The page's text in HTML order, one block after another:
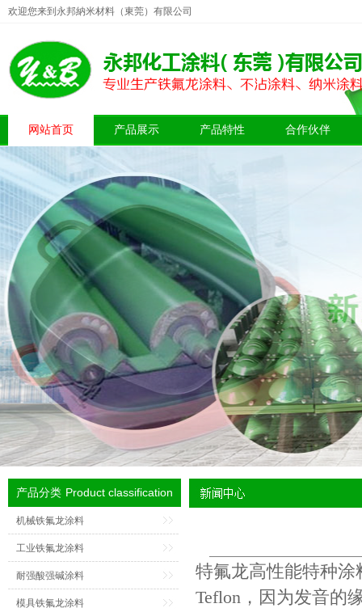
欢迎您来到永邦納米材料（東莞）有限公司
网站首页 产品展示 产品特性 合作伙伴
产品分类 Product classification
机械铁氟龙涂料
工业铁氟龙涂料
耐强酸强碱涂料
模具铁氟龙涂料
特氟龙高性能特种
Teflon，因为发音的